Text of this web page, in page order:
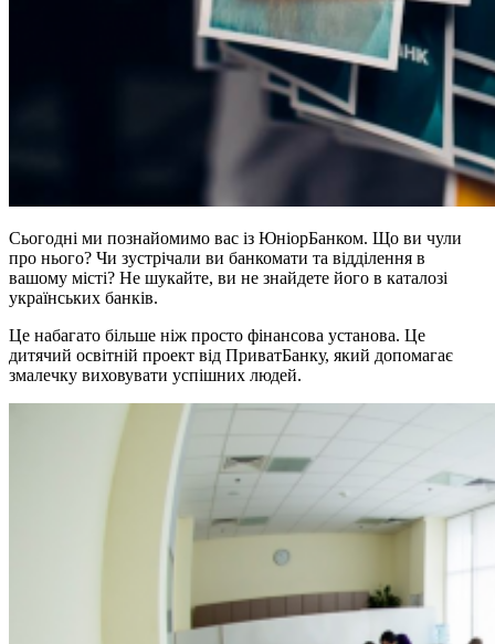
Сьогодні ми познайомимо вас із ЮніорБанком. Що ви чули
про нього? Чи зустрічали ви банкомати та відділення в
вашому місті? Не шукайте, ви не знайдете його в каталозі
українських банків.
Це набагато більше ніж просто фінансова установа. Це
дитячий освітній проект від ПриватБанку, який допомагає
змалечку виховувати успішних людей.